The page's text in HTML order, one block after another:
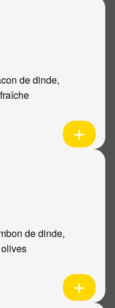
de dinde,
de dinde,